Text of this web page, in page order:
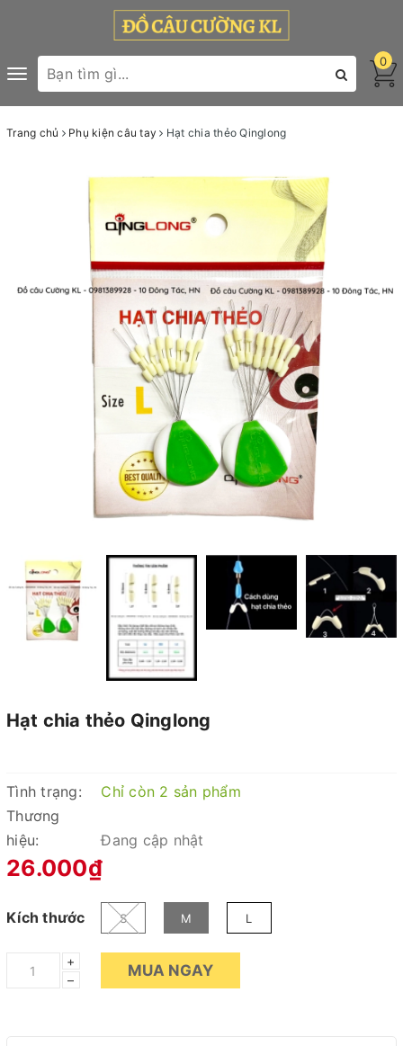
Toggle
navigation
0
Trang chủ Phụ kiện câu tay Hạt chia thẻo Qinglong
Hạt chia thẻo Qinglong
Tình trạng:
Chỉ còn 2 sản phẩm
Thương
hiệu:
Đang cập nhật
26.000₫
Kích thước S M L
+
–
MUA NGAY